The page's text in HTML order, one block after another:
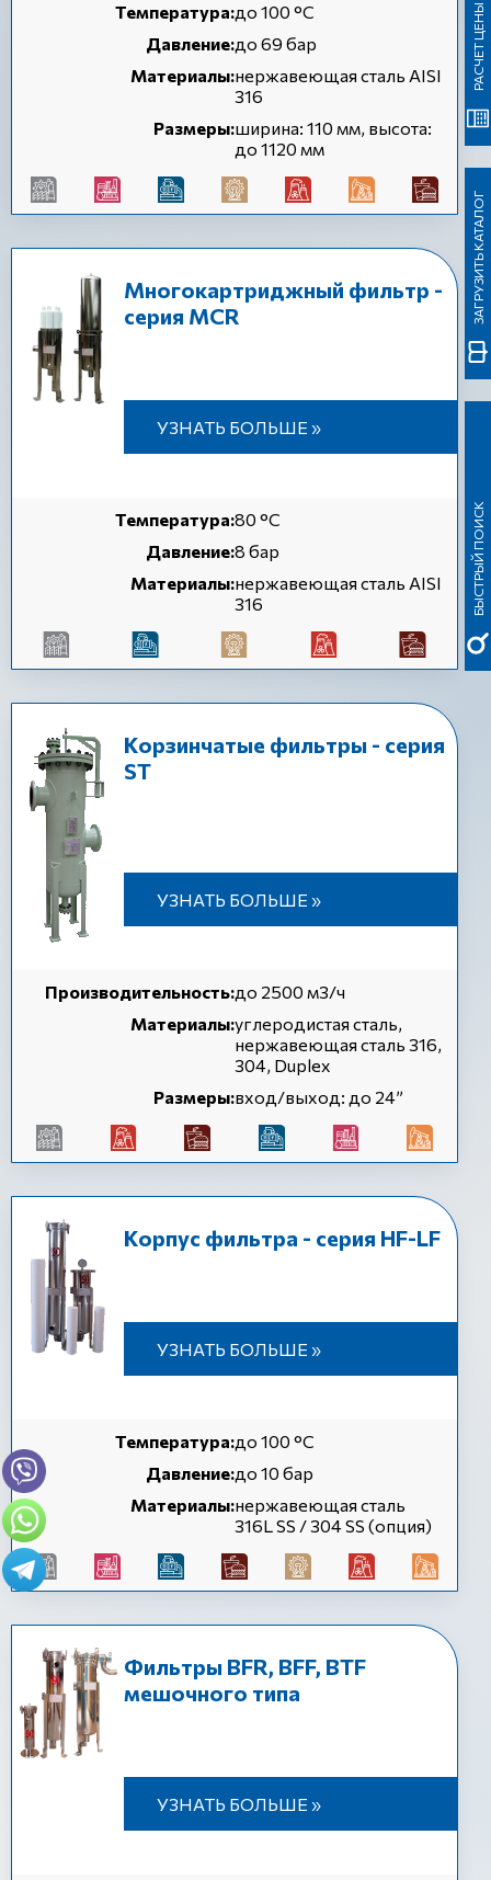
Температура:до 100 °C
Давление:до 69 бар
Материалы:нержавеющая сталь AISI
316
Размеры:ширина: 110 мм, высота:
до 1120 мм
Многокартриджный фильтр -
серия MCR
УЗНАТЬ БОЛЬШЕ »
Температура:80 °C
Давление:8 бар
Материалы:нержавеющая сталь AISI
316
Корзинчатые фильтры - серия
ST
УЗНАТЬ БОЛЬШЕ »
Производительность:до 2500 м3/ч
Материалы:углеродистая сталь,
нержавеющая сталь 316,
304, Duplex
Размеры:вход/выход: до 24”
Корпус фильтра - серия HF-LF
УЗНАТЬ БОЛЬШЕ »
Температура:до 100 °C
Давление:до 10 бар
Материалы:нержавеющая сталь
316L SS / 304 SS (опция)
Фильтры BFR, BFF, BTF
мешочного типа
УЗНАТЬ БОЛЬШЕ »
БЫСТРЫЙ ПОИСК
ЗАГРУЗИТЬ КАТАЛОГ
РАСЧЕТ ЦЕНЫ